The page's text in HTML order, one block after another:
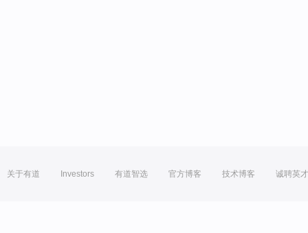
关于有道 Investors 有道智选 官方博客 技术博客 诚聘英才